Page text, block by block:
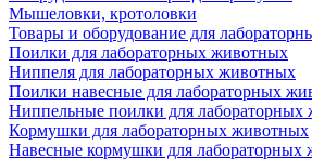
Мышеловки, кротоловки
Товары и оборудование для
Поилки для лабораторных животных
Ниппеля для лабораторных животных
Поилки навесные для лабораторных
Ниппельные поилки для лабораторных
Кормушки для лабораторных животных
Навесные кормушки для лабораторных